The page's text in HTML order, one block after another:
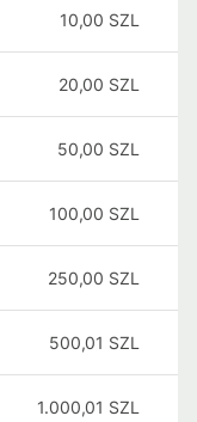
10,00 SZL
20,00 SZL
50,00 SZL
100,00 SZL
250,00 SZL
500,01 SZL
1.000,01 SZL